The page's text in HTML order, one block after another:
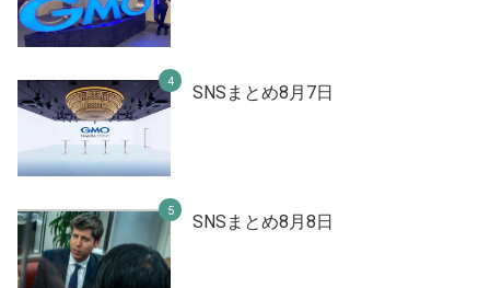
SNSまとめ8月7日
SNSまとめ8月8日